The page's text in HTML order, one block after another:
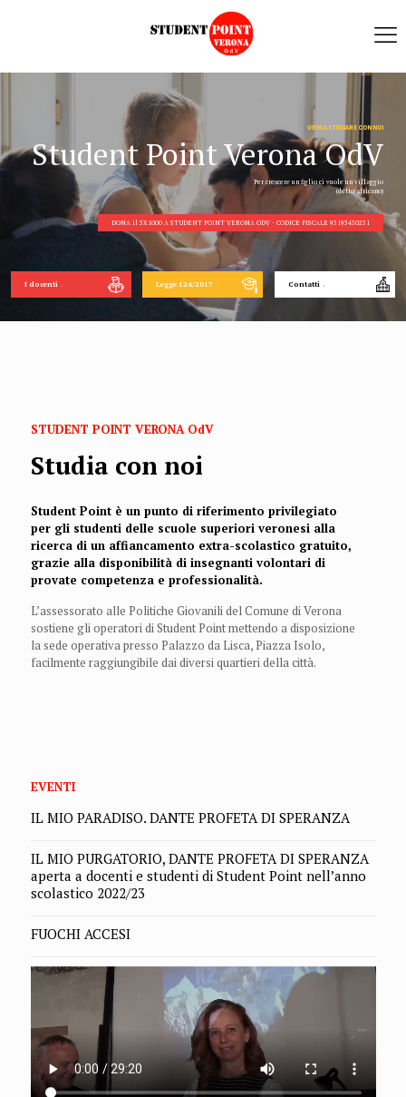
VIENI A STUDIARE CON NOI
Student Point Verona OdV
Per crescere un figlio ci vuole un villaggio
(detto africano)
DONA il 5X1000 A STUDENT POINT VERONA ODV - CODICE FISCALE 93195430231
I docenti Legge 124/2017 Contatti
STUDENT POINT VERONA OdV
Studia con noi
Student Point è un punto di riferimento privilegiato
per gli studenti delle scuole superiori veronesi alla
ricerca di un affiancamento extra-scolastico gratuito,
grazie alla disponibilità di insegnanti volontari di
provate competenza e professionalità.
L’assessorato alle Politiche Giovanili del Comune di Verona
sostiene gli operatori di Student Point mettendo a disposizione
la sede operativa presso Palazzo da Lisca, Piazza Isolo,
facilmente raggiungibile dai diversi quartieri della città.
EVENTI
IL MIO PARADISO. DANTE PROFETA DI SPERANZA
IL MIO PURGATORIO, DANTE PROFETA DI SPERANZA
aperta a docenti e studenti di Student Point nell’anno
scolastico 2022/23
FUOCHI ACCESI